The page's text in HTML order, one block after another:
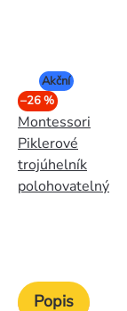
Akční
–26 %
Montessori
Piklerové
trojúhelník
polohovatelný
Popis